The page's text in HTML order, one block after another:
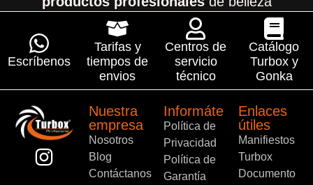
Escríbenos
Tarifas y
tiempos de
envios
Centros de
servicio
técnico
Catálogo
Turbox y
Gonka
Nuestra
empresa
Nosotros
Blog
Contáctanos
Informáte
Política de
Privacidad
Política de
Garantía
Enlaces
útiles
Manifiestos
Turbox
Documento